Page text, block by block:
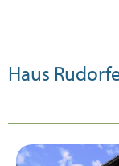
Haus